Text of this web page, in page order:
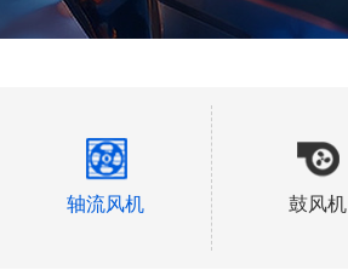
轴流风机 鼓风机